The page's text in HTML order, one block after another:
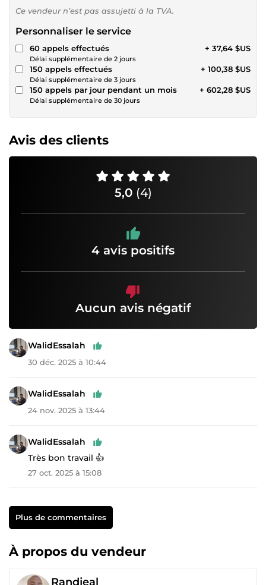
Ce vendeur n’est pas assujetti à la TVA.
Personnaliser le service
60 appels effectués
Délai supplémentaire de 2 jours
+ 37,64 $US
150 appels effectués
Délai supplémentaire de 3 jours
+ 100,38 $US
150 appels par jour pendant un mois
Délai supplémentaire de 30 jours
+ 602,28 $US
Avis des clients
5,0 (4)
4 avis positifs
Aucun avis négatif
WalidEssalah
30 déc. 2025 à 10:44
WalidEssalah
24 nov. 2025 à 13:44
WalidEssalah
Très bon travail 👍
27 oct. 2025 à 15:08
Plus de commentaires
À propos du vendeur
Randjeal